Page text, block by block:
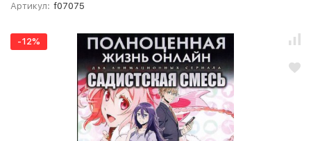
Артикул: f07075
-12%